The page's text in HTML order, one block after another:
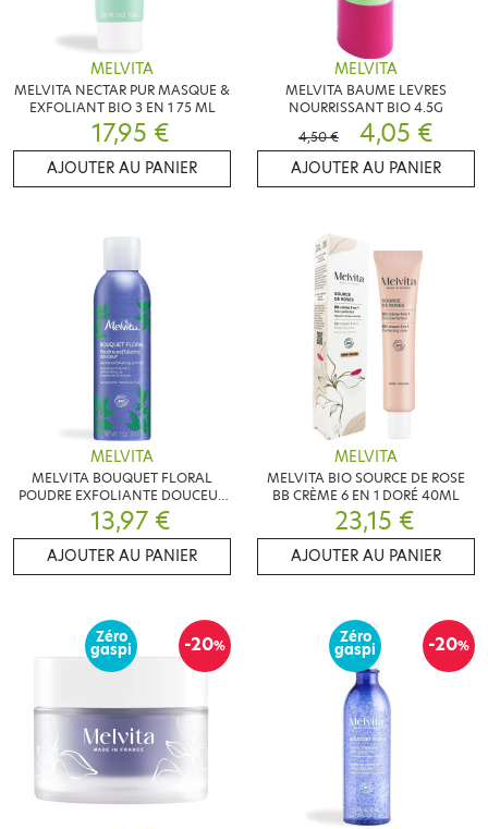
MELVITA
MELVITA NECTAR PUR MASQUE &
EXFOLIANT BIO 3 EN 1 75 ML
17,95 €
AJOUTER AU PANIER
MELVITA
MELVITA BAUME LEVRES
NOURRISSANT BIO 4.5G
4,50 €
4,05 €
AJOUTER AU PANIER
MELVITA
MELVITA BOUQUET FLORAL
POUDRE EXFOLIANTE DOUCEUR
BIO 30G
13,97 €
AJOUTER AU PANIER
MELVITA
MELVITA BIO SOURCE DE ROSE
BB CRÈME 6 EN 1 DORÉ 40ML
23,15 €
AJOUTER AU PANIER
-20%
Zéro
gaspi -20%
Zéro
gaspi